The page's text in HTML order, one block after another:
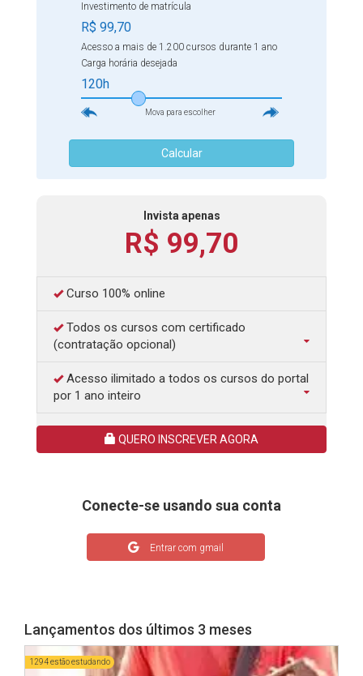
Investimento de matrícula
R$ 99,70
Acesso a mais de 1.200 cursos durante 1 ano
Carga horária desejada
120h
Mova para escolher
Calcular
Invista apenas
R$ 99,70
Curso 100% online
Todos os cursos com certificado
(contratação opcional)
Acesso ilimitado a todos os cursos do portal
por 1 ano inteiro
QUERO INSCREVER AGORA
Conecte-se usando sua conta
Entrar com gmail
Lançamentos dos últimos 3 meses
1294 estão estudando